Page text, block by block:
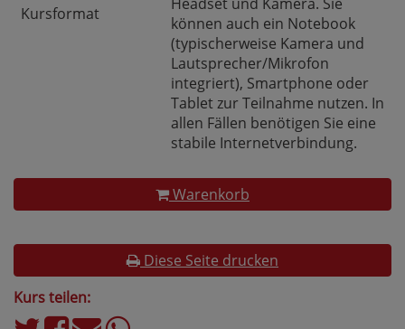
Kursformat
können auch ein Notebook
(typischerweise Kamera und
Lautsprecher/Mikrofon
integriert), Smartphone oder
Tablet zur Teilnahme nutzen. In
allen Fällen benötigen Sie eine
stabile Internetverbindung.
Warenkorb
Diese Seite drucken
Kurs teilen: